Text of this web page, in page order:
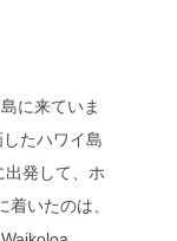
に来ていま
たハワイ島
発して、ホ
いたのは、